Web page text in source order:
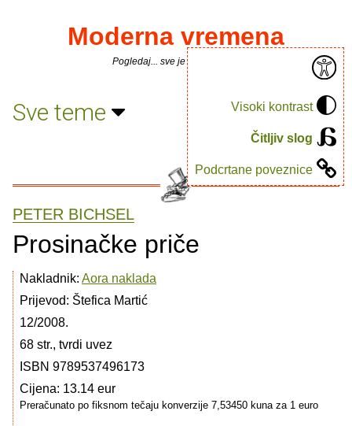
Visoki kontrast
Čitljiv slog
Podcrtane poveznice
Moderna vremena
Pogledaj... sve je puno knjiga.
Sve teme
PETER BICHSEL
Prosinačke priče
Nakladnik: Aora naklada
Prijevod: Štefica Martić
12/2008.
68 str., tvrdi uvez
ISBN 9789537496173
Cijena: 13.14 eur
Preračunato po fiksnom tečaju konverzije 7,53450 kuna za 1 euro